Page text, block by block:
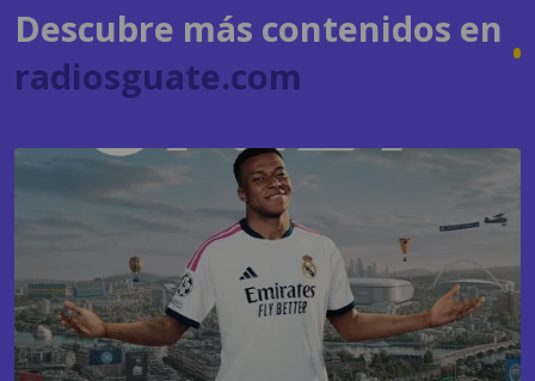
Descubre más contenidos en
radiosguate.com